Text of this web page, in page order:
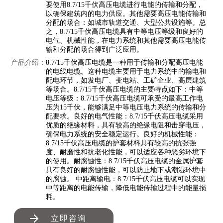
要使用8.7/15千伏高压电缆进行电能的传输和分配，
以确保建筑内的电力供应。其他需要高压电能传输和
分配的场合：如城市轨道交通、大型公共设施等。总
之，8.7/15千伏高压电缆具有中等电压等级和良好的
电气、机械性能，在电力系统和其他需要高压电能传
输和分配的场合得到广泛应用。
产品介绍：8.7/15千伏高压电缆是一种用于传输和分配高压电能
的电线电缆。这种电缆主要用于电力系统中的输电和
配电环节，如发电厂、变电站、工矿企业、高层建筑
等场合。8.7/15千伏高压电缆的主要特点如下：中等
电压等级：8.7/15千伏高压电缆可承受的最高工作电
压为15千伏，能够满足中等电压电力系统的传输和分
配要求。良好的电气性能：8.7/15千伏高压电缆采用
优质的绝缘材料，具有较高的绝缘电阻和击穿电压，
确保电力系统的安全稳定运行。良好的机械性能：
8.7/15千伏高压电缆的护套材料具有较高的抗张强
度、耐磨性和抗老化性能，可以适应各种恶劣环境下
的使用。耐腐蚀性：8.7/15千伏高压电缆的金属护套
具有良好的耐腐蚀性能，可以防止地下或潮湿环境中
的腐蚀。 中距离输电：8.7/15千伏高压电缆可以实现
中等距离的电能传输，降低电能传输过程中的能量损
耗。
立即咨询